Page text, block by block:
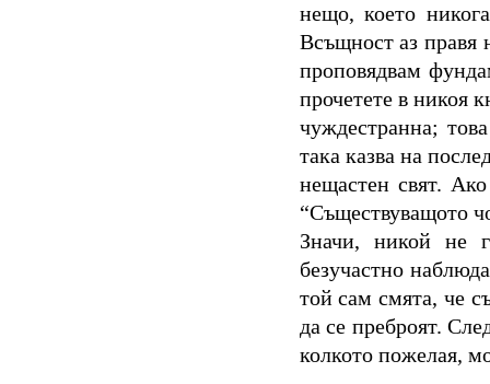
нещо, което
Всъщност аз правя
проповядвам
прочетете в никоя
чуждестранна;
така казва на
нещастен свят.
“Съществуващото
Значи, никой не
безучастно
той сам смята, че
да се преброят.
колкото пожелая,